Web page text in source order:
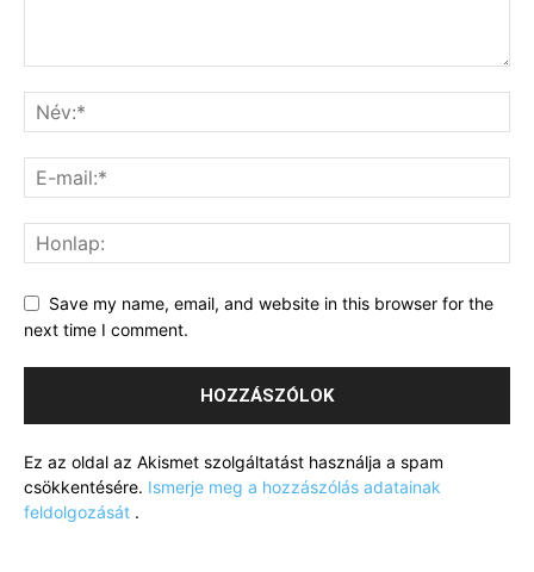
Save my name, email, and website in this browser for the
next time I comment.
Ez az oldal az Akismet szolgáltatást használja a spam
csökkentésére. Ismerje meg a hozzászólás adatainak
feldolgozását .